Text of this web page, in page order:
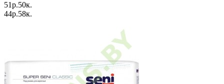
51p.50к.
44p.58к.